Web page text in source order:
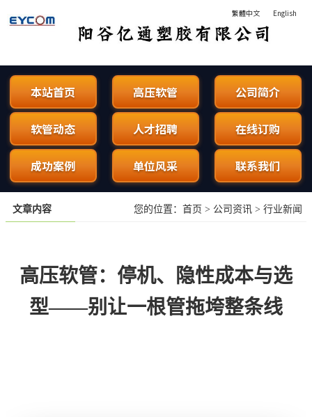
阳谷亿通塑胶有限公司 - 专业生产
繁體中文 English
本站首页 高压软管 公司简介
软管动态 人才招聘 在线订购
成功案例 单位风采 联系我们
文章内容 您的位置： 首页 > 公司资讯 > 行业新闻
高压软管：停机、隐性成本与选
型——别让一根管拖垮整条线